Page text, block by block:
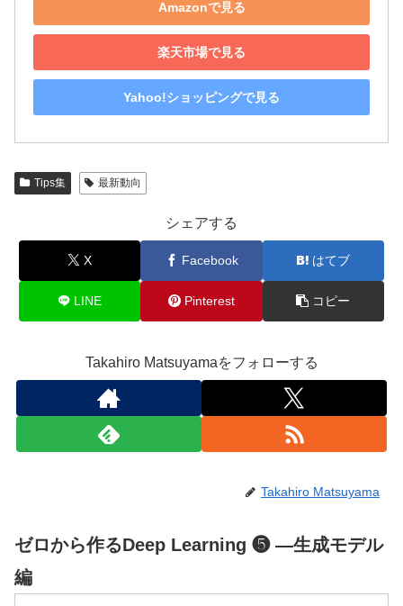
Amazonで見る
楽天市場で見る
Yahoo!ショッピングで見る
Tips集 最新動向
シェアする
X Facebook はてブ
LINE Pinterest コピー
Takahiro Matsuyamaをフォローする
Takahiro Matsuyama
ゼロから作るDeep Learning ❺ ―生成モデル
編